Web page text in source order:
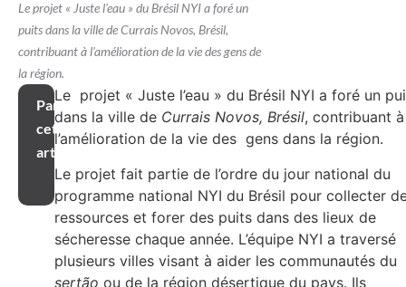
Le projet « Juste l'eau » du Brésil NYI a foré un
puits dans la ville de Currais Novos, Brésil,
contribuant à l'amélioration de la vie des gens de
la région.
Partager
cet
article
Le projet « Juste l’eau » du Brésil NYI a foré un
dans la ville de Currais Novos, Brésil, contribuant à
l’amélioration de la vie des gens dans la région.
Le projet fait partie de l’ordre du jour national du
programme national NYI du Brésil pour collecter
ressources et forer des puits dans des lieux de
sécheresse chaque année. L’équipe NYI a traversé
plusieurs villes visant à aider les communautés du
sertão ou de la région désertique du pays. Ils